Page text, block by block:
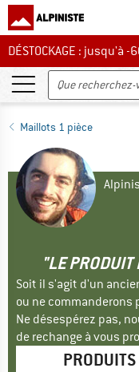
DÉSTOCKAGE : jusqu'à -60
DÉSTOCKAGE : jusqu'à
Maillots 1 pièce
"LE
Soit il s'agit d'un
ou ne
Ne désespérez pas,
de rechange à vous